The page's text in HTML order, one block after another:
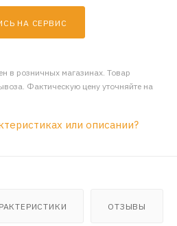
НА СЕРВИС
в розничных магазинах. Товар
Фактическую цену уточняйте на
или описании?
ОТЗЫВЫ